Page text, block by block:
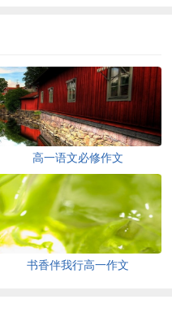
高一语文必修作文
书香伴我行高一作文